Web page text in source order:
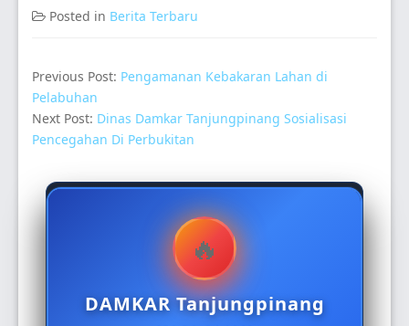
Posted in Berita Terbaru
Previous Post: Pengamanan Kebakaran Lahan di
Pelabuhan
Next Post: Dinas Damkar Tanjungpinang Sosialisasi
Pencegahan Di Perbukitan
Secondary
Sidebar
DAMKAR Tanjungpinang